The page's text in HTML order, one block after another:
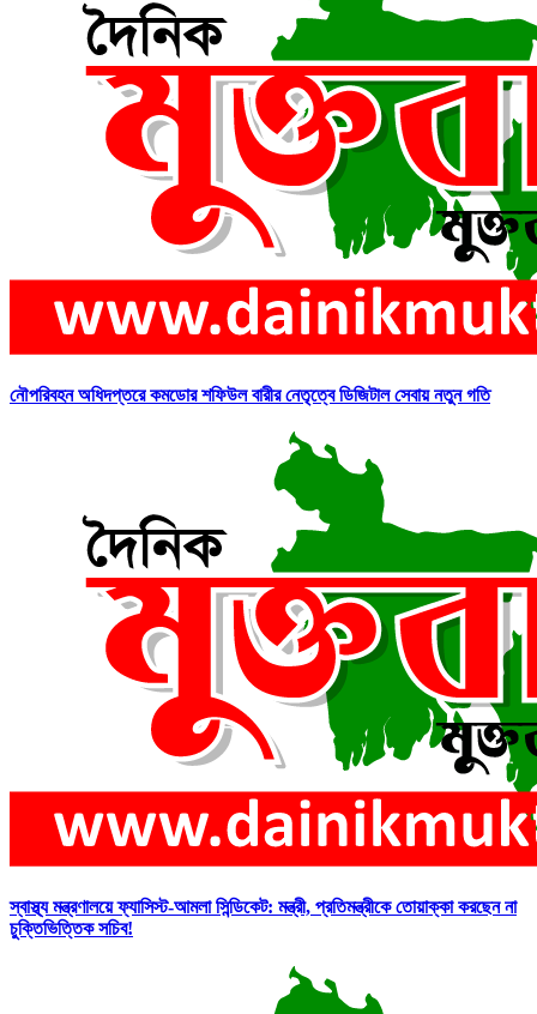
নৌপরিবহন অধিদপ্তরে কমডোর শফিউল বারীর নেতৃত্বে ডিজিটাল সেবায় নতুন গতি
স্বাস্থ্য মন্ত্রণালয়ে ফ্যাসিস্ট-আমলা সিন্ডিকেট: মন্ত্রী, প্রতিমন্ত্রীকে তোয়াক্কা করছেন না
চুক্তিভিত্তিক সচিব!